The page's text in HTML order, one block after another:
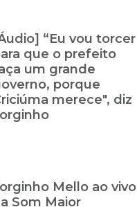
“Eu vou torcer
que o prefeito
um grande
porque
merece", diz
Mello ao vivo
Som Maior